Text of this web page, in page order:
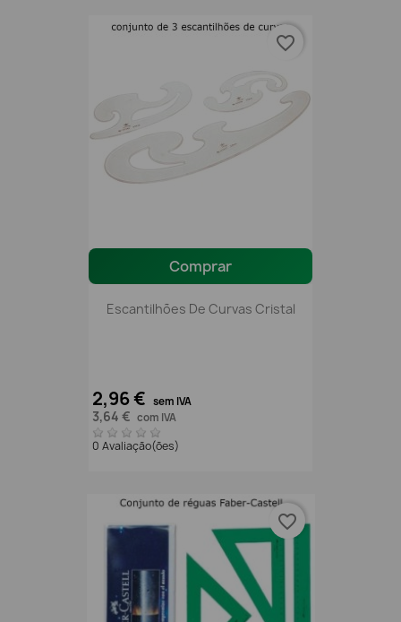
Comprar
Escantilhões De Curvas Cristal
2,96 € sem IVA
3,64 € com IVA
0 Avaliação(ões)
favorite_border
favorite_border